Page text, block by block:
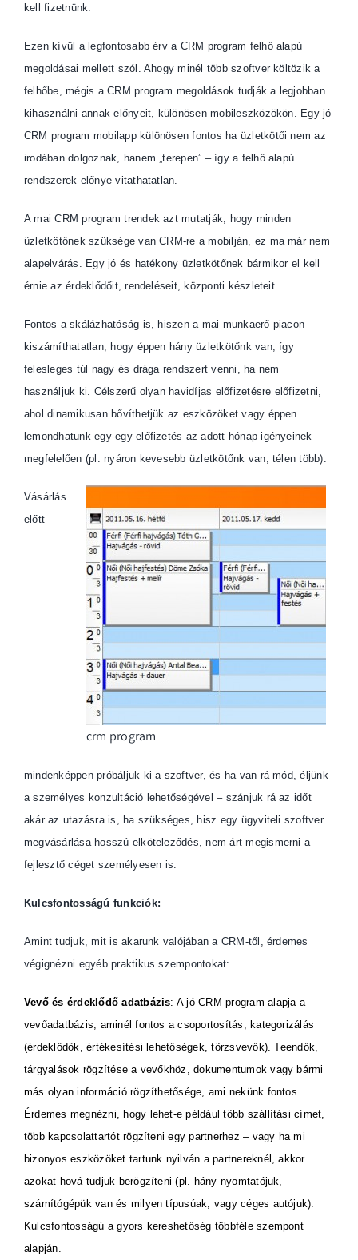
kell fizetnünk.
Ezen kívül a legfontosabb érv a CRM program felhő alapú
megoldásai mellett szól. Ahogy minél több szoftver költözik a
felhőbe, mégis a CRM program megoldások tudják a legjobban
kihasználni annak előnyeit, különösen mobileszközökön. Egy jó
CRM program mobilapp különösen fontos ha üzletkötői nem az
irodában dolgoznak, hanem „terepen” – így a felhő alapú
rendszerek előnye vitathatatlan.
A mai CRM program trendek azt mutatják, hogy minden
üzletkötőnek szüksége van CRM-re a mobilján, ez ma már nem
alapelvárás. Egy jó és hatékony üzletkötőnek bármikor el kell
érnie az érdeklődőit, rendeléseit, központi készleteit.
Fontos a skálázhatóság is, hiszen a mai munkaerő piacon
kiszámíthatatlan, hogy éppen hány üzletkötőnk van, így
felesleges túl nagy és drága rendszert venni, ha nem
használjuk ki. Célszerű olyan havidíjas előfizetésre előfizetni,
ahol dinamikusan bővíthetjük az eszközöket vagy éppen
lemondhatunk egy-egy előfizetés az adott hónap igényeinek
megfelelően (pl. nyáron kevesebb üzletkötőnk van, télen több).
crm program
Vásárlás
előtt
mindenképpen próbáljuk ki a szoftver, és ha van rá mód, éljünk
a személyes konzultáció lehetőségével – szánjuk rá az időt
akár az utazásra is, ha szükséges, hisz egy ügyviteli szoftver
megvásárlása hosszú elköteleződés, nem árt megismerni a
fejlesztő céget személyesen is.
Kulcsfontosságú funkciók:
Amint tudjuk, mit is akarunk valójában a CRM-től, érdemes
végignézni egyéb praktikus szempontokat:
Vevő és érdeklődő adatbázis: A jó CRM program alapja a
vevőadatbázis, aminél fontos a csoportosítás, kategorizálás
(érdeklődők, értékesítési lehetőségek, törzsvevők). Teendők,
tárgyalások rögzítése a vevőkhöz, dokumentumok vagy bármi
más olyan információ rögzíthetősége, ami nekünk fontos.
Érdemes megnézni, hogy lehet-e például több szállítási címet,
több kapcsolattartót rögzíteni egy partnerhez – vagy ha mi
bizonyos eszközöket tartunk nyilván a partnereknél, akkor
azokat hová tudjuk berögzíteni (pl. hány nyomtatójuk,
számítógépük van és milyen típusúak, vagy céges autójuk).
Kulcsfontosságú a gyors kereshetőség többféle szempont
alapján.